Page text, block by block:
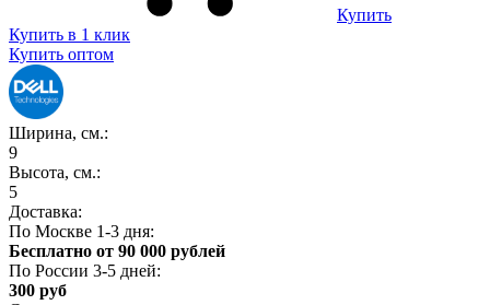
Купить
Купить в 1 клик
Купить оптом
Ширина, см.:
9
Высота, см.:
5
Доставка:
По Москве 1-3 дня:
Бесплатно от 90 000 рублей
По России 3-5 дней:
300 руб